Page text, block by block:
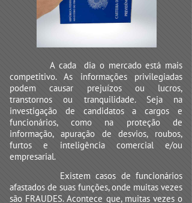
A cada dia o mercado está mais
competitivo. As informações privilegiadas
podem causar prejuízos ou lucros,
transtornos ou tranquilidade. Seja na
investigação de candidatos a cargos e
funcionários, como na proteção de
informação, apuração de desvios, roubos,
furtos e inteligência comercial e/ou
empresarial.
Existem casos de funcionários
afastados de suas funções, onde muitas vezes
são FRAUDES. Acontece que, muitas vezes o